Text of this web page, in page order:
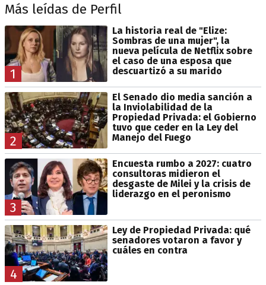
Más leídas de Perfil
1
La historia real de "Elize:
Sombras de una mujer", la
nueva película de Netflix sobre
el caso de una esposa que
descuartizó a su marido
2
El Senado dio media sanción a
la Inviolabilidad de la
Propiedad Privada: el Gobierno
tuvo que ceder en la Ley del
Manejo del Fuego
3
Encuesta rumbo a 2027: cuatro
consultoras midieron el
desgaste de Milei y la crisis de
liderazgo en el peronismo
4
Ley de Propiedad Privada: qué
senadores votaron a favor y
cuáles en contra